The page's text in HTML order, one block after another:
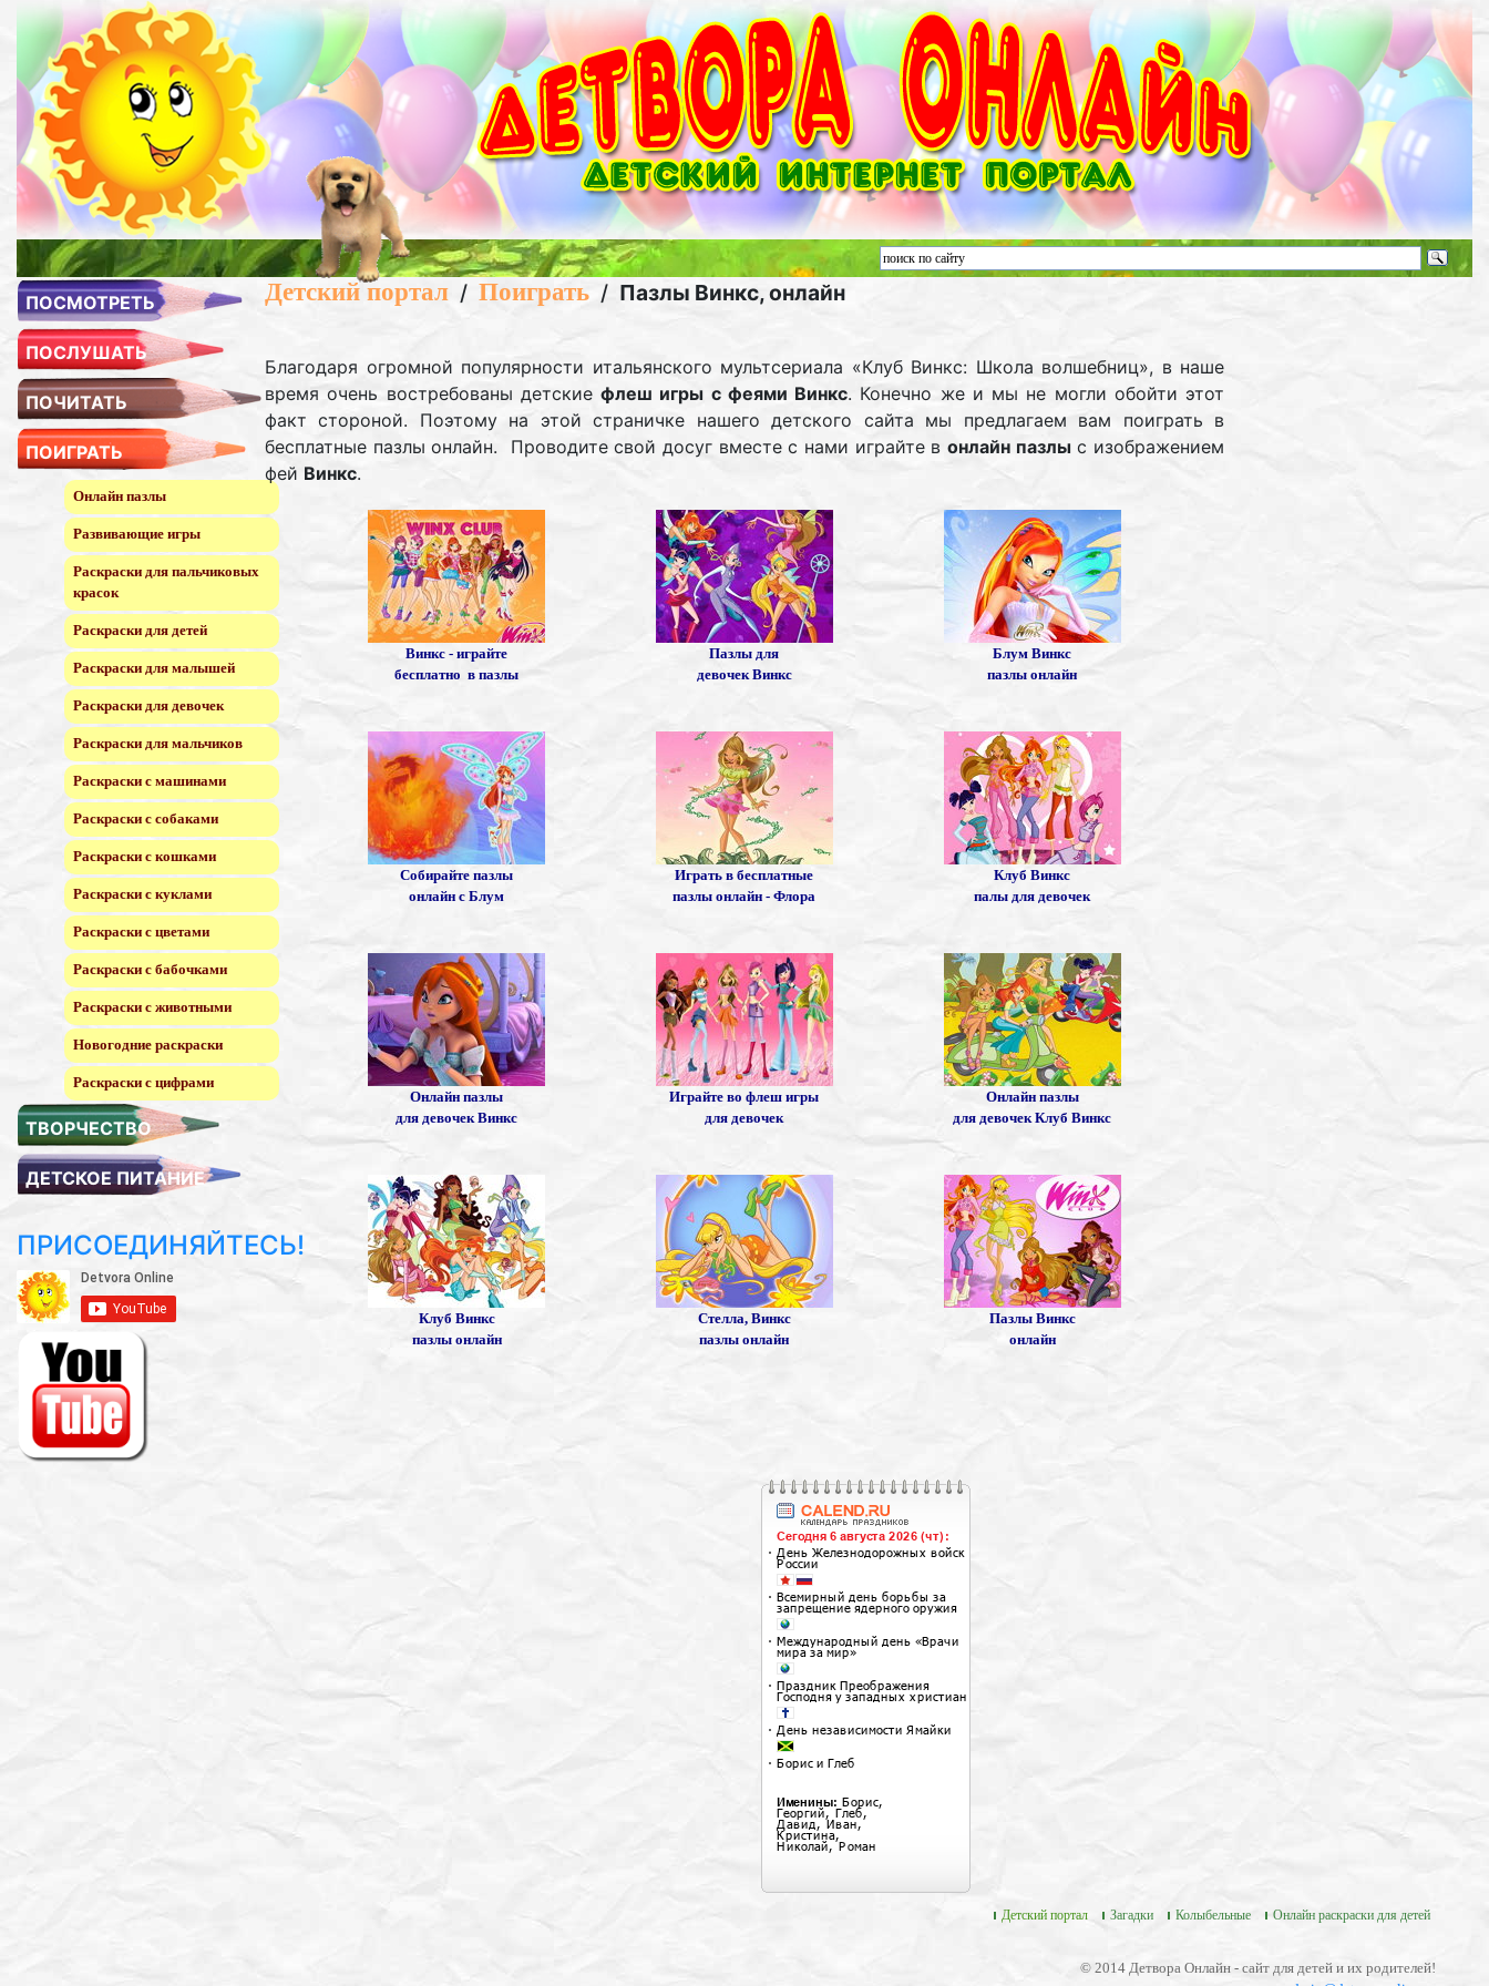
ПОСМОТРЕТЬ
ПОСЛУШАТЬ
ПОЧИТАТЬ
ПОИГРАТЬ
Онлайн пазлы
Развивающие игры
Раскраски для пальчиковых
красок
Раскраски для детей
Раскраски для малышей
Раскраски для девочек
Раскраски для мальчиков
Раскраски с машинами
Раскраски с собаками
Раскраски с кошками
Раскраски с куклами
Раскраски с цветами
Раскраски с бабочками
Раскраски с животными
Новогодние раскраски
Раскраски с цифрами
ТВОРЧЕСТВО
ДЕТСКОЕ ПИТАНИЕ
ПРИСОЕДИНЯЙТЕСЬ!
Детский портал / Поиграть / Пазлы Винкс, онлайн
Благодаря огромной популярности итальянского мультсериала «Клуб Винкс: Школа волшебниц», в наше
время очень востребованы детские флеш игры с феями Винкс. Конечно же и мы не могли обойти этот
факт стороной. Поэтому на этой страничке нашего детского сайта мы предлагаем вам поиграть в
бесплатные пазлы онлайн. Проводите свой досуг вместе с нами играйте в онлайн пазлы с изображением
фей Винкс.
Винкс - играйте
бесплатно в пазлы
Пазлы для
девочек Винкс
Блум Винкс
пазлы онлайн
Собирайте пазлы
онлайн с Блум
Играть в бесплатные
пазлы онлайн - Флора
Клуб Винкс
палы для девочек
Онлайн пазлы
для девочек Винкс
Играйте во флеш игры
для девочек
Онлайн пазлы
для девочек Клуб Винкс
Клуб Винкс
пазлы онлайн
Стелла, Винкс
пазлы онлайн
Пазлы Винкс
онлайн
Детский портал Загадки Колыбельные Онлайн раскраски для детей
© 2014 Детвора Онлайн - сайт для детей и их родителей!